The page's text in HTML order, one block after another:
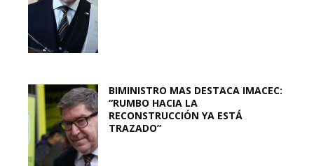
BIMINISTRO MAS DESTACA IMACEC:
“RUMBO HACIA LA
RECONSTRUCCIÓN YA ESTÁ
TRAZADO”